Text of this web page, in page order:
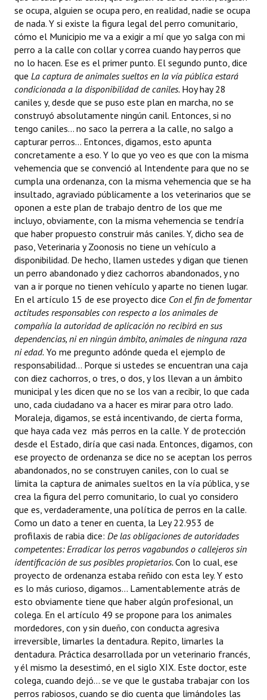
se ocupa, alguien se ocupa pero, en realidad, nadie se ocupa
de nada. Y si existe la figura legal del perro comunitario,
cómo el Municipio me va a exigir a mí que yo salga con mi
perro a la calle con collar y correa cuando hay perros que
no lo hacen. Ese es el primer punto. El segundo punto, dice
que  La captura de animales sueltos en la vía pública estará
condicionada a la disponibilidad de caniles. Hoy hay 28
caniles y, desde que se puso este plan en marcha, no se
construyó absolutamente ningún canil. Entonces, si no
tengo caniles... no saco la perrera a la calle, no salgo a
capturar perros... Entonces, digamos, esto apunta
concretamente a eso. Y lo que yo veo es que con la misma
vehemencia que se convenció al Intendente para que no se
cumpla una ordenanza, con la misma vehemencia que se ha
insultado, agraviado públicamente a los veterinarios que se
oponen a este plan de trabajo dentro de los que me
incluyo, obviamente, con la misma vehemencia se tendría
que haber propuesto construir más caniles. Y, dicho sea de
paso, Veterinaria y Zoonosis no tiene un vehículo a
disponibilidad. De hecho, llamen ustedes y digan que tienen
un perro abandonado y diez cachorros abandonados, y no
van a ir porque no tienen vehículo y aparte no tienen lugar.
En el artículo 15 de ese proyecto dice  Con el fin de fomentar
actitudes responsables con respecto a los animales de
compañía la autoridad de aplicación no recibirá en sus
dependencias, ni en ningún ámbito, animales de ninguna raza
ni edad. Yo me pregunto adónde queda el ejemplo de
responsabilidad... Porque si ustedes se encuentran una caja
con diez cachorros, o tres, o dos, y los llevan a un ámbito
municipal y les dicen que no se los van a recibir, lo que cada
uno, cada ciudadano va a hacer es mirar para otro lado.
Moraleja, digamos, se está incentivando, de cierta forma,
que haya cada vez más perros en la calle. Y de protección
desde el Estado, diría que casi nada. Entonces, digamos, con
ese proyecto de ordenanza se dice no se aceptan los perros
abandonados, no se construyen caniles, con lo cual se
limita la captura de animales sueltos en la vía pública, y se
crea la figura del perro comunitario, lo cual yo considero
que es, verdaderamente, una política de perros en la calle.
Como un dato a tener en cuenta, la Ley 22.953 de
profilaxis de rabia dice:  De las obligaciones de autoridades
competentes: Erradicar los perros vagabundos o callejeros sin
identificación de sus posibles propietarios.Con lo cual, ese
proyecto de ordenanza estaba reñido con esta ley. Y esto
es lo más curioso, digamos... Lamentablemente atrás de
esto obviamente tiene que haber algún profesional, un
colega. En el artículo 49 se propone para los animales
mordedores, con y sin dueño, con conducta agresiva
irreversible, limarles la dentadura. Repito, limarles la
dentadura. Práctica desarrollada por un veterinario francés,
y él mismo la desestimó, en el siglo XIX. Este doctor, este
colega, cuando dejó... se ve que le gustaba trabajar con los
perros rabiosos, cuando se dio cuenta que limándoles las